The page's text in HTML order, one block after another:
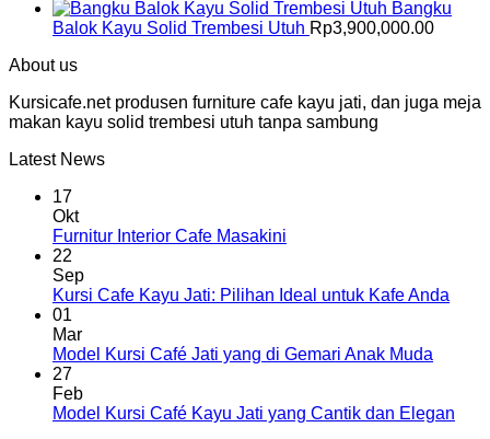
Bangku
Balok Kayu Solid Trembesi Utuh Rp3,900,000.00
About us
Kursicafe.net produsen furniture cafe kayu jati, dan juga meja
makan kayu solid trembesi utuh tanpa sambung
Latest News
17
Okt
Furnitur Interior Cafe Masakini
22
Sep
Kursi Cafe Kayu Jati: Pilihan Ideal untuk Kafe Anda
01
Mar
Model Kursi Café Jati yang di Gemari Anak Muda
27
Feb
Model Kursi Café Kayu Jati yang Cantik dan Elegan